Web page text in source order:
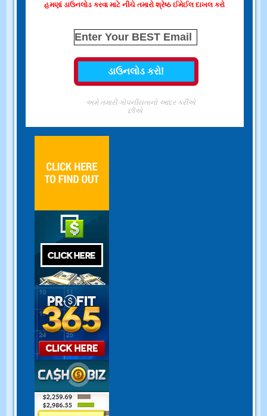
હમણાં ડાઉનલોડ કરવા માટે નીચે તમારો શ્રેષ્ઠ ઈમેઈલ દાખલ કરો
અમે તમારી ગોપનીયતાનો આદર કરીએ
છીએ